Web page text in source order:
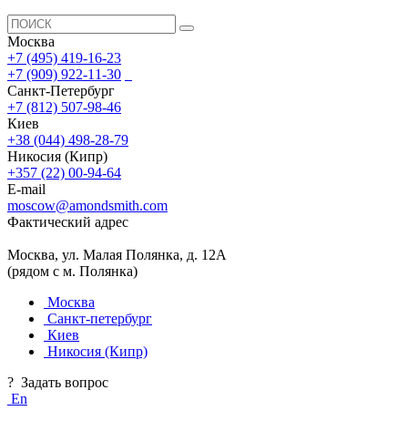
Москва
+7 (495) 419-16-23
+7 (909) 922-11-30
Санкт-Петербург
+7 (812) 507-98-46
Киев
+38 (044) 498-28-79
Никосия (Кипр)
+357 (22) 00-94-64
E-mail
moscow@amondsmith.com
Фактический адрес
Москва, ул. Малая Полянка, д. 12А
(рядом с м. Полянка)
Москва
Санкт-петербург
Киев
Никосия (Кипр)
? Задать вопрос
En